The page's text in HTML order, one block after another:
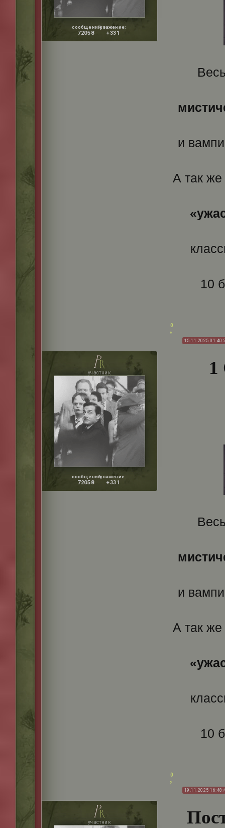
сообщений:
72058
уважение:
+331
и
А так же
10
0
15.11.2025
pr
участник
сообщений:
72058
уважение:
+331
и
А так же
10
0
19.11.2025
pr
участник